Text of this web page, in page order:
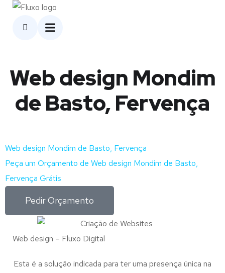
Web design Mondim
de Basto, Fervença
Web design Mondim de Basto, Fervença
Peça um Orçamento de Web design Mondim de Basto,
Fervença Grátis
Pedir Orçamento
Web design – Fluxo Digital
Esta é a solução indicada para ter uma presença única na